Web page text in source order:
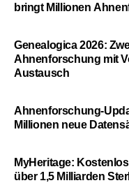
bringt Millionen
Genealogica 2026:
Ahnenforschung mit
Austausch
Ahnenforschung-
Millionen neue
MyHeritage:
über 1,5 Milliarden